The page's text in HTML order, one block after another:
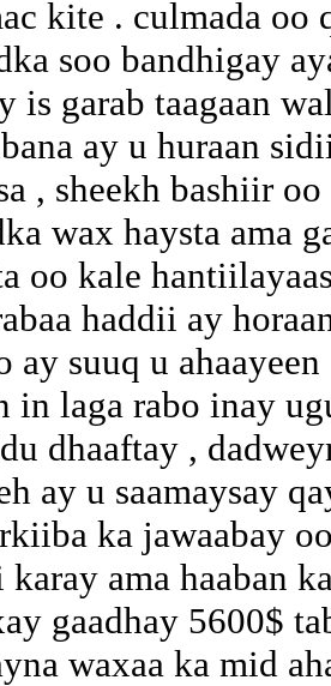
kite . culmada oo
soo bandhigay
is garab taagaan
ay u huraan
, sheekh bashiir
wax haysta ama
oo kale
haddii ay
ay suuq u
in laga rabo inay
dhaaftay ,
ay u saamaysay
ka jawaabay
ama haaban
gaadhay 5600$
waxaa ka mid